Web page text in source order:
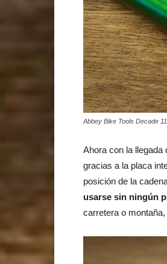
Abbey Bike Tools Decade
Ahora con la llegada
gracias a la placa
posición de la
usarse sin ningún
carretera o